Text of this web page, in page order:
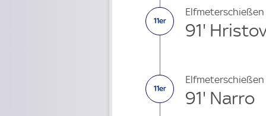
Elfmeterschießen
91'
Elfmeterschießen
91' Narro